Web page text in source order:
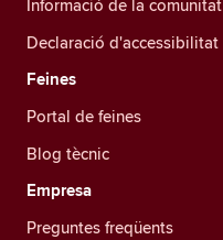
Informació de la comunitat
Declaració d'accessibilitat
Feines
Portal de feines
Blog tècnic
Empresa
Preguntes freqüents